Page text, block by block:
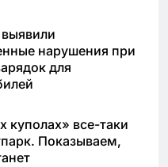
нарушения при
для
куполах» все-таки
Показываем,